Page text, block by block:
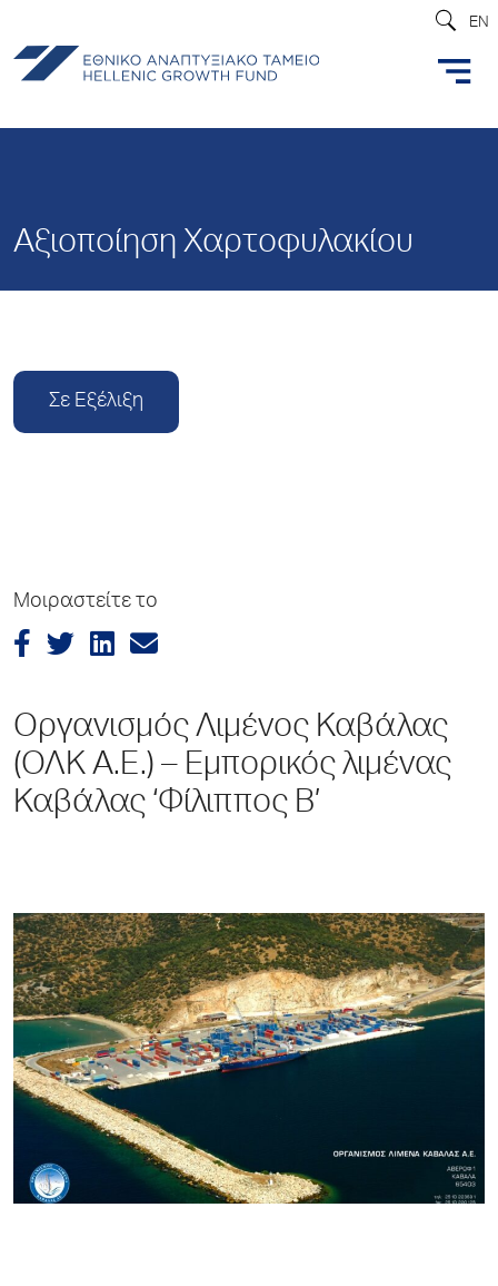
EN
Αξιοποίηση Χαρτοφυλακίου
Σε Εξέλιξη
Μοιραστείτε το
Οργανισμός Λιμένος Καβάλας
(ΟΛΚ Α.Ε.) – Εμπορικός λιμένας
Καβάλας ‘Φίλιππος Β’